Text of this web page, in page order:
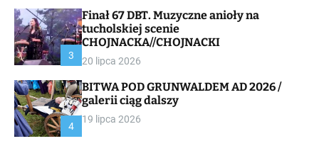
3
Finał 67 DBT. Muzyczne anioły na
tucholskiej scenie
CHOJNACKA//CHOJNACKI
20 lipca 2026
4
BITWA POD GRUNWALDEM AD 2026 /
galerii ciąg dalszy
19 lipca 2026